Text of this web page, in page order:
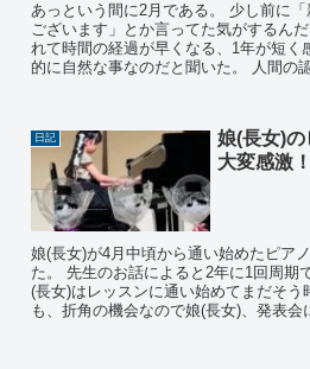
あっという間に2月である。 少し前に
ございます」とか言ってた気がするん
れて時間の経過が早くなる、1年が短く
的に自然な事なのだと聞いた。 人間の
日記
娘(長女)
大変感激
娘(長女)が4月中頃から通い始めたピア
た。 先生のお話によると2年に1回周期
(長女)はレッスンに通い始めてまだそ
も、折角の機会なので娘(長女)、発表会